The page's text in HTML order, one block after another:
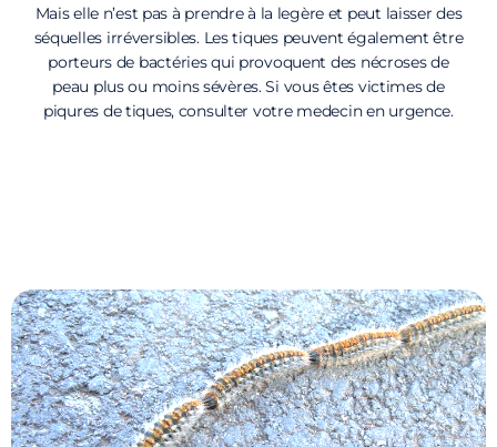
Mais elle n’est pas à prendre à la legère et peut laisser des
séquelles irréversibles. Les tiques peuvent également être
porteurs de bactéries qui provoquent des nécroses de
peau plus ou moins sévères. Si vous êtes victimes de
piqures de tiques, consulter votre medecin en urgence.